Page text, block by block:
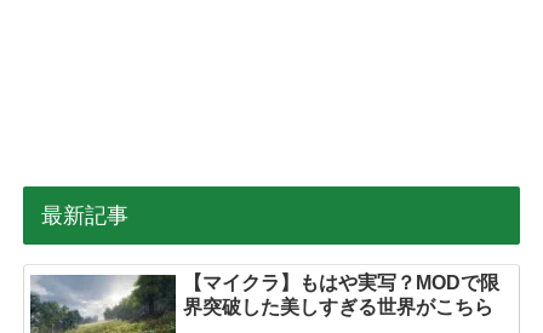
最新記事
【マイクラ】もはや実写？MODで限
界突破した美しすぎる世界がこちら